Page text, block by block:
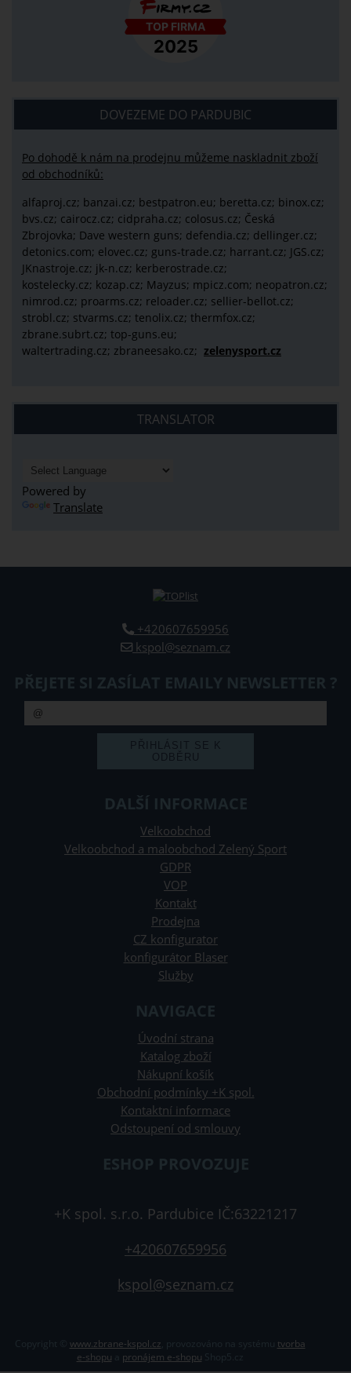
DOVEZEME DO PARDUBIC
Po dohodě k nám na prodejnu můžeme naskladnit zboží
od obchodníků:
alfaproj.cz; banzai.cz; bestpatron.eu; beretta.cz; binox.cz;
bvs.cz; cairocz.cz; cidpraha.cz; colosus.cz; Česká
Zbrojovka; Dave western guns; defendia.cz; dellinger.cz;
detonics.com; elovec.cz; guns-trade.cz; harrant.cz; JGS.cz;
JKnastroje.cz; jk-n.cz; kerberostrade.cz;
kostelecky.cz; kozap.cz; Mayzus; mpicz.com; neopatron.cz;
nimrod.cz; proarms.cz; reloader.cz; sellier-bellot.cz;
strobl.cz; stvarms.cz; tenolix.cz; thermfox.cz;
zbrane.subrt.cz; top-guns.eu;
waltertrading.cz; zbraneesako.cz; zelenysport.cz
TRANSLATOR
Powered by
Translate
+420607659956
kspol@seznam.cz
PŘEJETE SI ZASÍLAT EMAILY NEWSLETTER ?
DALŠÍ INFORMACE
Velkoobchod
Velkoobchod a maloobchod Zelený Sport
GDPR
VOP
Kontakt
Prodejna
CZ konfigurator
konfigurátor Blaser
Služby
NAVIGACE
Úvodní strana
Katalog zboží
Nákupní košík
Obchodní podmínky +K spol.
Kontaktní informace
Odstoupení od smlouvy
ESHOP PROVOZUJE
+K spol. s.r.o. Pardubice IČ:63221217
+420607659956
kspol@seznam.cz
Copyright © www.zbrane-kspol.cz
tvorba
e-shopu
pronájem e-shopu